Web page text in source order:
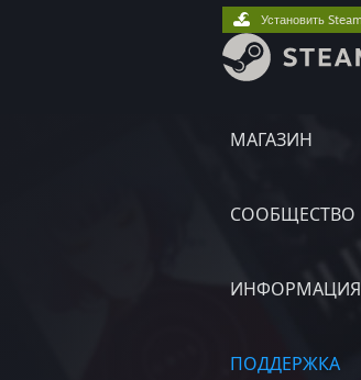
МАГАЗИН
СООБЩЕСТВО
ИНФОРМАЦИЯ
ПОДДЕРЖКА
Установить Steam